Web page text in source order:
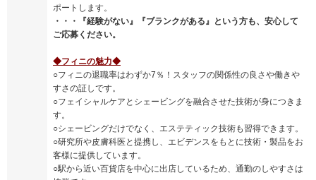
ポートします。
・・・『経験がない』『ブランクがある』という方も、安心して
ご応募ください。
◆フィニの魅力◆
○フィニの退職率はわずか7％！スタッフの関係性の良さや働きや
すさの証しです。
○フェイシャルケアとシェービングを融合させた技術が身につきま
す。
○シェービングだけでなく、エステティック技術も習得できます。
○研究所や皮膚科医と提携し、エビデンスをもとに技術・製品をお
客様に提供しています。
○駅から近い百貨店を中心に出店しているため、通勤のしやすさは